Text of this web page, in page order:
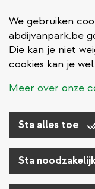
We gebruiken
abdijvanpark.be
Die kan je niet
cookies kan je
Meer over onze
Sta alles toe
Sta